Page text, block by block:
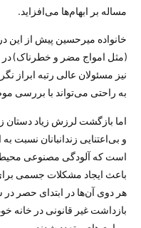
مساله بر ابهام‌ها می‌افزاید.
خانواده میرحسین پیش از این
(مثل امواج مضر و خطرناک) در
نیز مسئولان عالی رتبه ابراز
به راحتی می‌تواند با
اما بازگشت لرزش زیاد دستان
و بی‌اعتنایی زندانبانان نسبت
است که آلودگی مصنوعی
باعث ایجاد مشکلات جسمی
هر دوی آن‌ها در ابتدای حصر
بازداشت غیر قانونی در خانه